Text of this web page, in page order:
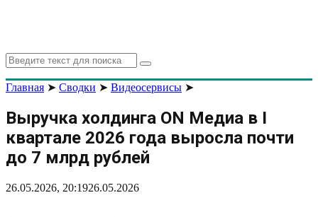
Search
for:
Search
Главная ➤ Сводки ➤ Видеосервисы ➤
Выручка холдинга ON Медиа в I
квартале 2026 года выросла почти
до 7 млрд рублей
26.05.2026, 20:1926.05.2026